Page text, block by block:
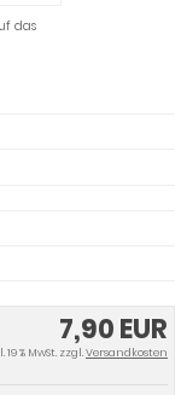
das
7,90 EUR
19 % MwSt. zzgl.Versandkosten